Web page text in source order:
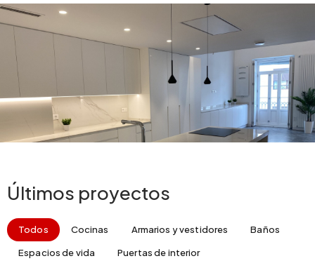
Últimos proyectos
Todos Cocinas Armarios y vestidores Baños
Espacios de vida Puertas de interior